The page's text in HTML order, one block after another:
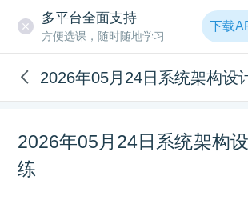
多平台全面支持
方便选课，随时随地学习
下载
2026年05月24日系统架构
练